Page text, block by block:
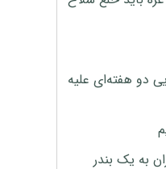
دو هفته‌ای علیه
به یک بندر